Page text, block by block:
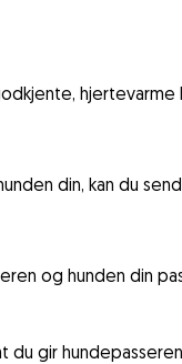
hjertevarme
din, kan du
og hunden din
du gir